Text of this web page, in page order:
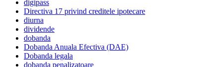
digipass
Directiva 17 privind creditele ipotecare
diurna
dividende
dobanda
Dobanda Anuala Efectiva (DAE)
Dobanda legala
dobanda penalizatoare